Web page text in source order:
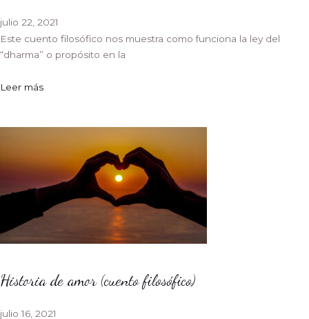
julio 22, 2021
Este cuento filosófico nos muestra como funciona la ley del
“dharma” o propósito en la
Leer más
Historia de amor (cuento filosófico)
julio 16, 2021